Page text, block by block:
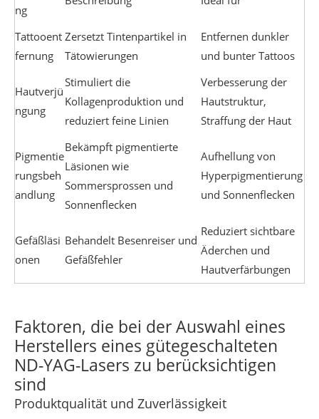
ng
Tattooent
fernung
Zersetzt Tintenpartikel in
Tätowierungen
Entfernen dunkler
und bunter Tattoos
Hautverjü
ngung
Stimuliert die
Kollagenproduktion und
reduziert feine Linien
Verbesserung der
Hautstruktur,
Straffung der Haut
Pigmentie
rungsbeh
andlung
Bekämpft pigmentierte
Läsionen wie
Sommersprossen und
Sonnenflecken
Aufhellung von
Hyperpigmentierung
und Sonnenflecken
Gefäßläsi
onen
Behandelt Besenreiser und
Gefäßfehler
Reduziert sichtbare
Äderchen und
Hautverfärbungen
Faktoren, die bei der Auswahl eines
Herstellers eines gütegeschalteten
ND-YAG-Lasers zu berücksichtigen
sind
Produktqualität und Zuverlässigkeit